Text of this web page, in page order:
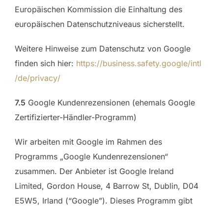
Europäischen Kommission die Einhaltung des
europäischen Datenschutzniveaus sicherstellt.
Weitere Hinweise zum Datenschutz von Google
finden sich hier: https://business.safety.google/intl
/de/privacy/
7.5 Google Kundenrezensionen (ehemals Google
Zertifizierter-Händler-Programm)
Wir arbeiten mit Google im Rahmen des
Programms „Google Kundenrezensionen“
zusammen. Der Anbieter ist Google Ireland
Limited, Gordon House, 4 Barrow St, Dublin, D04
E5W5, Irland (“Google”). Dieses Programm gibt